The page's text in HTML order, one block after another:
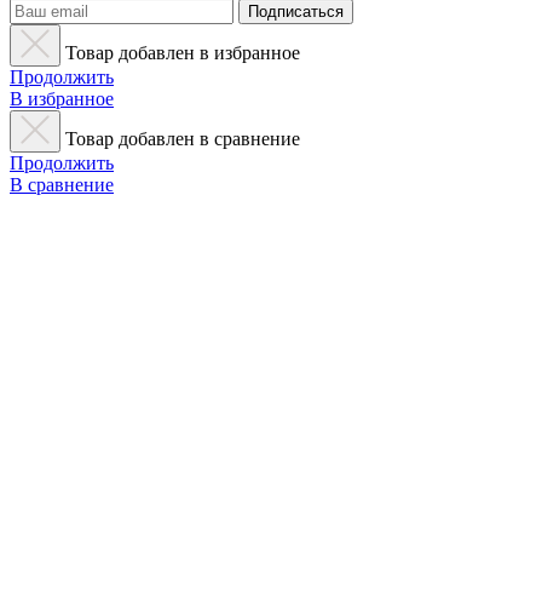
Подписаться
Товар добавлен в избранное
Продолжить
В избранное
Товар добавлен в сравнение
Продолжить
В сравнение